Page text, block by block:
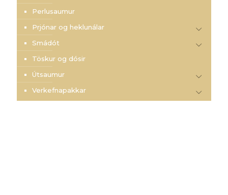
Perlusaumur
Prjónar og heklunálar
Smádót
Töskur og dósir
Útsaumur
Verkefnapakkar